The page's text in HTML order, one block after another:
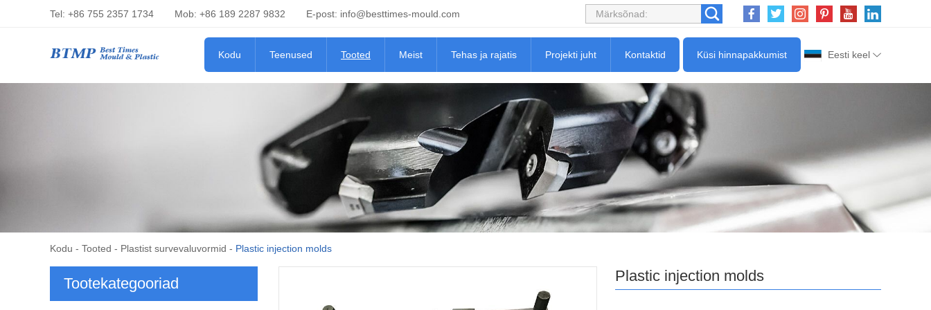
Tel: +86 755 2357 1734 Mob: +86 189 2287 9832 E-post: info@besttimes-mould.com
Eesti keel
Küsi hinnapakkumist
Kodu Teenused Tooted Meist Tehas ja rajatis Projekti juht Kontaktid
Kodu - Tooted - Plastist survevaluvormid - Plastic injection molds
Plastic injection molds
Tootekategooriad